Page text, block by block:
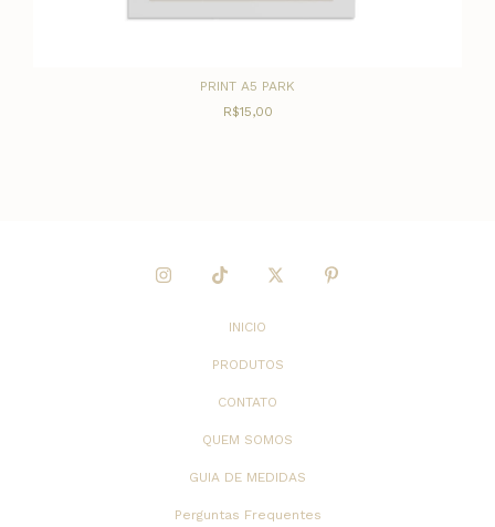
PRINT A5 PARK
R$15,00
INICIO
PRODUTOS
CONTATO
QUEM SOMOS
GUIA DE MEDIDAS
Perguntas Frequentes